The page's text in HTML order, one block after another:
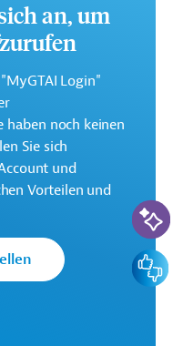
bis Dezember 2026
zur
an, um
Login"
haben noch keinen
Sie sich
und
Vorteilen und
KI-